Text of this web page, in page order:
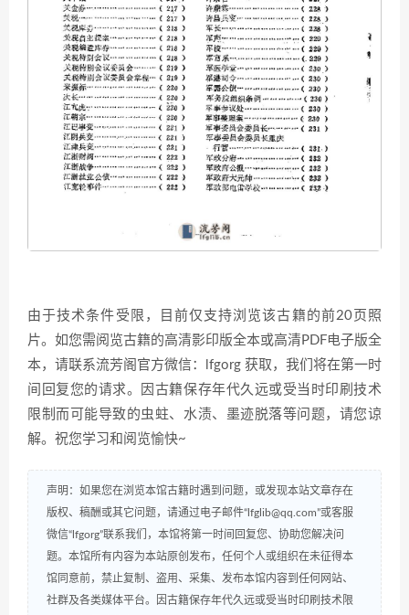
由于技术条件受限，目前仅支持浏览该古籍的前20页照
片。如您需阅览古籍的高清影印版全本或高清PDF电子版全
本，请联系流芳阁官方微信：lfgorg 获取，我们将在第一时
间回复您的请求。因古籍保存年代久远或受当时印刷技术
限制而可能导致的虫蛀、水渍、墨迹脱落等问题，请您谅
解。祝您学习和阅览愉快~
声明：如果您在浏览本馆古籍时遇到问题，或发现本站文章存在
版权、稿酬或其它问题，请通过电子邮件“lfglib@qq.com”或客服
微信“lfgorg”联系我们，本馆将第一时间回复您、协助您解决问
题。本馆所有内容为本站原创发布，任何个人或组织在未征得本
馆同意前，禁止复制、盗用、采集、发布本馆内容到任何网站、
社群及各类媒体平台。因古籍保存年代久远或受当时印刷技术限